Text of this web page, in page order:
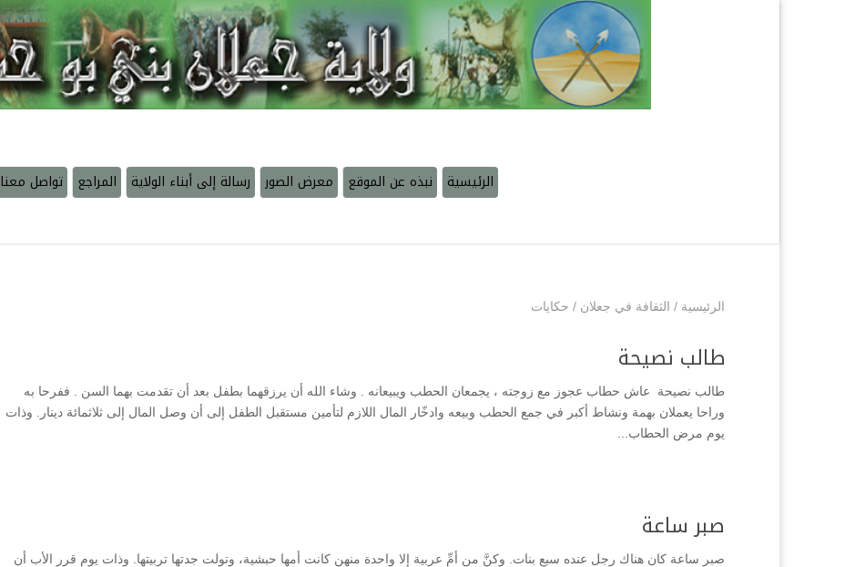
الرئيسية نبذه عن الموقع معرض الصور رسالة إلى أبناء الولاية المراجع تواصل معنا
الرئيسية / الثقافة في جعلان / حكايات
طالب نصيحة
طالب نصيحة عاش حطاب عجوز مع زوجته ، يجمعان الحطب ويبيعانه . وشاء الله أن يرزقهما بطفل بعد أن تقدمت بهما السن . ففرحا به
وراحا يعملان بهمة ونشاط أكبر في جمع الحطب وبيعه وادخّار المال اللازم لتأمين مستقبل الطفل إلى أن وصل المال إلى ثلاثمائة دينار. وذات
يوم مرض الحطاب...
صبر ساعة
صبر ساعة كان هناك رجل عنده سبع بنات. وكنَّ من أمِّ عربية إلا واحدة منهن كانت أمها حبشية، وتولت جدتها تربيتها. وذات يوم قرر الأب أن